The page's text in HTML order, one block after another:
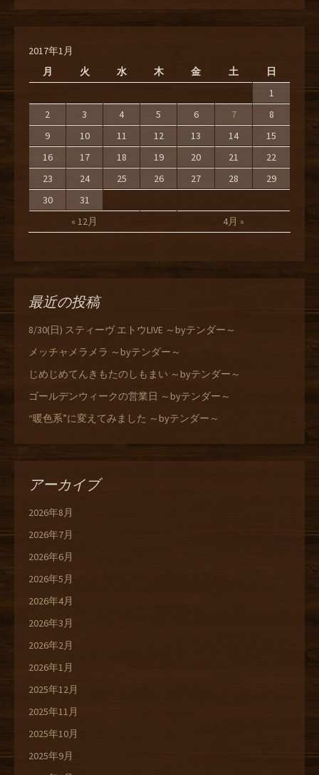
2017年1月
月
火 水 木 金 土 日
« 12月 4月 »
1
2
3 4 5 6 7
8
9
10 11 12 13 14
15
16
17 18 19 20 21
22
23
24 25 26 27 28
29
30
31
最近の投稿
8/30(日) スティーヴ エトウLIVE ～byテンダー～
メッチャメラメラ ～byテンダー～
じめじめてんきもたのしもまい ～byテンダー～
ゴールデンウィークの営業日 ～byテンダー～
“暖色系”に変えてみました ～byテンダー～
アーカイブ
2026年8月
2026年7月
2026年6月
2026年5月
2026年4月
2026年3月
2026年2月
2026年1月
2025年12月
2025年11月
2025年10月
2025年9月